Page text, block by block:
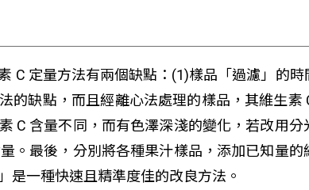
C 定量方法有兩個缺點：(1)樣品「過濾」的
的缺點，而且經離心法處理的樣品，其維生
C 含量不同，而有色澤深淺的變化，若改用
。最後，分別將各種果汁樣品，添加已知量
是一種快速且精準度佳的改良方法。